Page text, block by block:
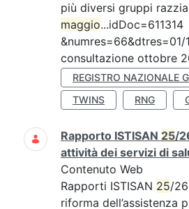
più diversi gruppi
maggio...idDoc=611314
consultazione ottobre
REGISTRO NAZIONALE
TWINS
RNG
Rapporto ISTISAN 25/
attività dei servizi di
Contenuto Web
Rapporti ISTISAN 25/
riforma dell’assistenza